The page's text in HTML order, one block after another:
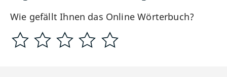
Wie gefällt Ihnen das Online Wörterbuch?